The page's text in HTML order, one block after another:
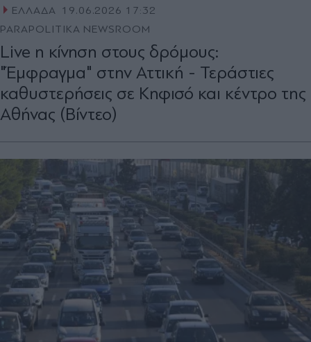
ΕΛΛΑΔΑ 19.06.2026 17:32
PARAPOLITIKA NEWSROOM
Live η κίνηση στους δρόμους:
"Έμφραγμα" στην Αττική - Τεράστιες
καθυστερήσεις σε Κηφισό και κέντρο της
Αθήνας (Βίντεο)